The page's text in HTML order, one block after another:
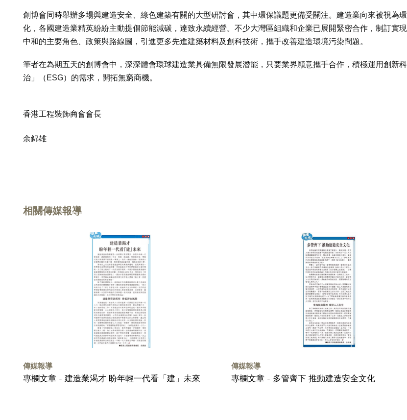
創博會同時舉辦多場與建造安全、綠色建築有關的大型研討會，其中環保議題更備受關注。建造業向來被視為
化，各國建造業精英紛紛主動提倡節能減碳，達致永續經營。不少大灣區組織和企業已展開緊密合作，制訂實
中和的主要角色、政策與路線圖，引進更多先進建築材料及創科技術，攜手改善建造環境污染問題。
筆者在為期五天的創博會中，深深體會環球建造業具備無限發展潛能，只要業界願意攜手合作，積極運用創新
治」（ESG）的需求，開拓無窮商機。
香港工程裝飾商會會長
余錦雄
相關傳媒報導
傳媒報導
專欄文章 - 建造業渴才 盼年輕一代看「建」未來
傳媒報導
專欄文章 - 多管齊下 推動建造安全文化